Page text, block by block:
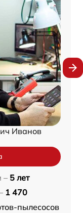
Иванов
– 5 лет
1 470
пылесосов